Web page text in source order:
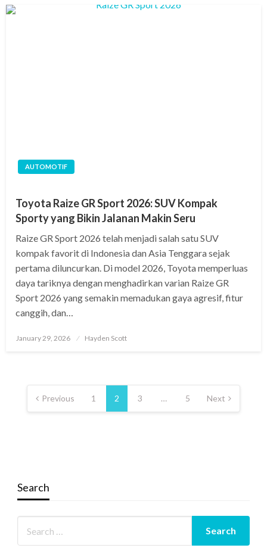
AUTOMOTIF
Toyota Raize GR Sport 2026: SUV Kompak
Sporty yang Bikin Jalanan Makin Seru
Raize GR Sport 2026 telah menjadi salah satu SUV
kompak favorit di Indonesia dan Asia Tenggara sejak
pertama diluncurkan. Di model 2026, Toyota memperluas
daya tariknya dengan menghadirkan varian Raize GR
Sport 2026 yang semakin memadukan gaya agresif, fitur
canggih, dan…
Posted
January 29, 2026 Hayden Scott
Posts
pagination
Previous 1 2 3 … 5 Next
Search